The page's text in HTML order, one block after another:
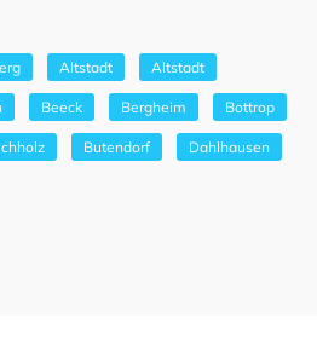
Altstadt Altstadt
Beeck Bergheim Bottrop
Butendorf Dahlhausen